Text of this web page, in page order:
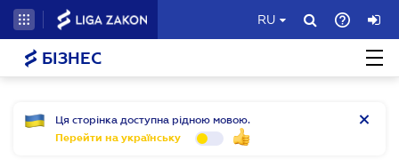
RU
БІЗНЕС
Ця сторінка доступна рідною мовою.
Перейти на українську